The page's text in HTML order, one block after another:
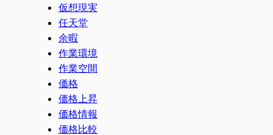
仮想現実
任天堂
余暇
作業環境
作業空間
価格
価格上昇
価格情報
価格比較